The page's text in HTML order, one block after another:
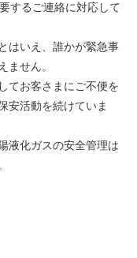
するご連絡に対応して
はいえ、誰かが緊急事
ません。
てお客さまにご不便を
安活動を続けていま
液化ガスの安全管理は